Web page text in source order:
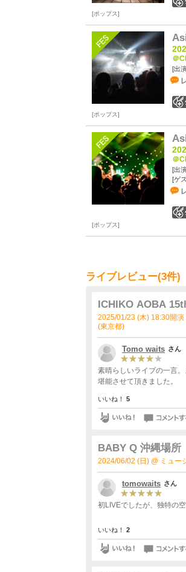
ポップス
＠
[出
ポップス
＠
[出
[ゲ
ポップス
ライブレビュー(3件)
ICHIKO AOBA
2025/01/23 (木) 18:30開
(東京都)
Tomo waits さん
素晴らしいライブの一言
堪能させて頂きました。
いいね！ 5
BABY Q 沖縄場所
2024/06/02 (日) @ ミュー
tomowaits さん
初LIVEでしたが、独特の
いいね！ 2